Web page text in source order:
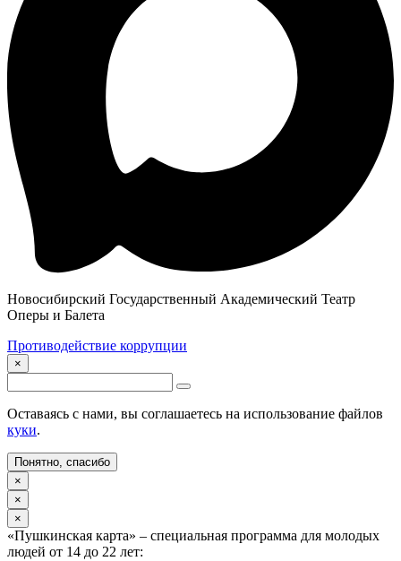
Новосибирский Государственный Академический Театр
Оперы и Балета
Противодействие коррупции
×
Оставаясь с нами, вы соглашаетесь на использование файлов
куки.
Понятно, спасибо
×
×
×
«Пушкинская карта» – специальная программа для молодых
людей от 14 до 22 лет: